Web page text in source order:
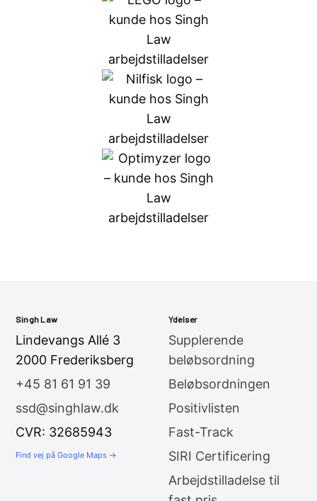
Singh Law
Lindevangs Allé 3
2000 Frederiksberg
+45 81 61 91 39
ssd@singhlaw.dk
CVR: 32685943
Find vej på Google Maps →
Ydelser
Supplerende
beløbsordning
Beløbsordningen
Positivlisten
Fast-Track
SIRI Certificering
Arbejdstilladelse til